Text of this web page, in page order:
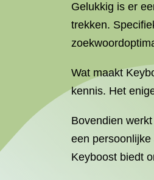
Gelukkig is er
trekken.
Wat maakt
kennis. Het
Bovendien
een
Keyboost biedt